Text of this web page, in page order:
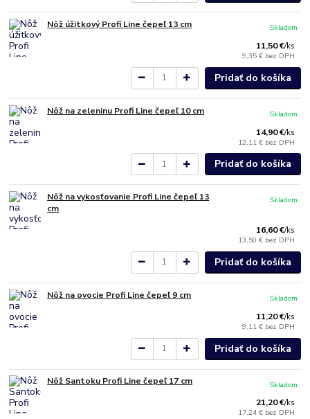
Nôž úžitkový Profi Line čepeľ 13 cm
11,50 €/ks
9,35 € bez DPH
Skladom
Pridať do košíka
Nôž na zeleninu Profi Line čepeľ 10 cm
14,90 €/ks
12,11 € bez DPH
Skladom
Pridať do košíka
Nôž na vykosťovanie Profi Line čepeľ 13
cm
16,60 €/ks
13,50 € bez DPH
Skladom
Pridať do košíka
Nôž na ovocie Profi Line čepeľ 9 cm
11,20 €/ks
9,11 € bez DPH
Skladom
Pridať do košíka
Nôž Santoku Profi Line čepeľ 17 cm
21,20 €/ks
17,24 € bez DPH
Skladom